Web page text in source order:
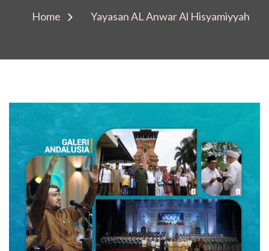
Home Yayasan AL Anwar Al Hisyamiyyah